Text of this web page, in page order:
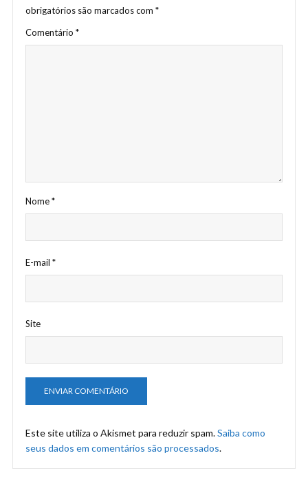
obrigatórios são marcados com *
Comentário *
Nome*
E-mail *
Site
Este site utiliza o Akismet para reduzir spam.Saiba como
seus dados em comentários são processados.